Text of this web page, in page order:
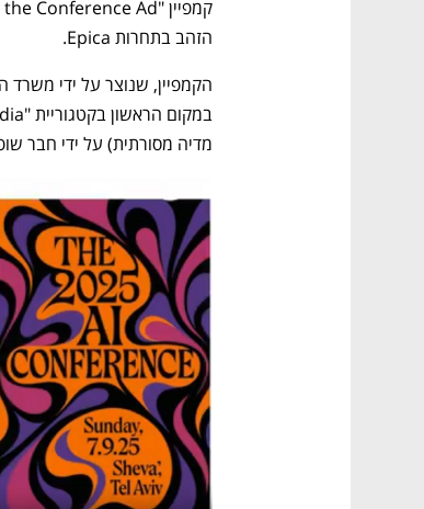
הזהב בתחרות Epica.
מדיה מסורתית) על ידי חבר